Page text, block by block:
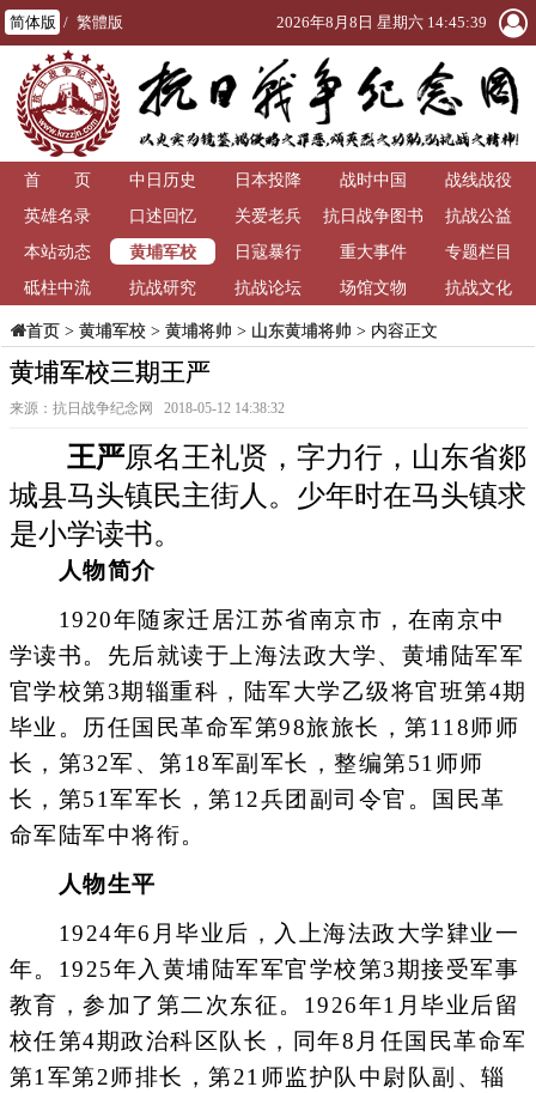
简体版 / 繁體版 2026年8月8日 星期六 14:45:39
首 页 中日历史 日本投降 战时中国
战线战役
英雄名录
口述回忆 关爱老兵
抗日战争图书
馆
抗战公益
本站动态
黄埔军校 日寇暴行 重大事件
专题栏目
砥柱中流
抗战研究 抗战论坛 场馆文物 抗战文化
首页> 黄埔军校> 黄埔将帅 > 山东黄埔将帅 > 内容正文
黄埔军校三期王严
来源：抗日战争纪念网 2018-05-12 14:38:32
王严原名王礼贤，字力行，山东省郯
城县马头镇民主街人。少年时在马头镇求
是小学读书。
人物简介
1920年随家迁居江苏省南京市，在南京中
学读书。先后就读于上海法政大学、黄埔陆军军
官学校第3期辎重科，陆军大学乙级将官班第4期
毕业。历任国民革命军第98旅旅长，第118师师
长，第32军、第18军副军长，整编第51师师
长，第51军军长，第12兵团副司令官。国民革
命军陆军中将衔。
人物生平
1924年6月毕业后，入上海法政大学肄业一
年。1925年入黄埔陆军军官学校第3期接受军事
教育，参加了第二次东征。1926年1月毕业后留
校任第4期政治科区队长，同年8月任国民革命军
第1军第2师排长，第21师监护队中尉队副、辎